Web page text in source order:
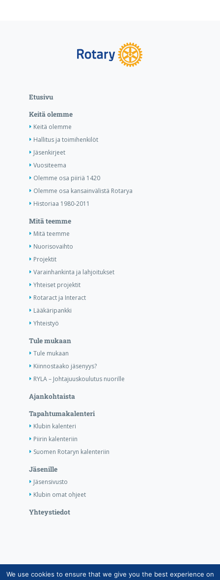
Etusivu
Keitä olemme
Keitä olemme
Hallitus ja toimihenkilöt
Jäsenkirjeet
Vuositeema
Olemme osa piiriä 1420
Olemme osa kansainvälistä Rotarya
Historiaa 1980-2011
Mitä teemme
Mitä teemme
Nuorisovaihto
Projektit
Varainhankinta ja lahjoitukset
Yhteiset projektit
Rotaract ja Interact
Lääkäripankki
Yhteistyö
Tule mukaan
Tule mukaan
Kiinnostaako jäsenyys?
RYLA – Johtajuuskoulutus nuorille
Ajankohtaista
Tapahtumakalenteri
Klubin kalenteri
Piirin kalenteriin
Suomen Rotaryn kalenteriin
Jäsenille
Jäsensivusto
Klubin omat ohjeet
Yhteystiedot
Copyright © Suomen Rotarypalvelu ry 2026 |
We use cookies to ensure that we give you the best experience on